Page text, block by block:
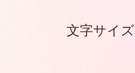
文字サイズ